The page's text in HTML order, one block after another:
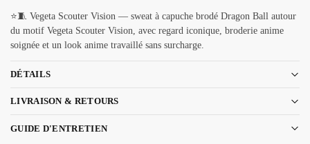
⭐🧵 Vegeta Scouter Vision — sweat à capuche brodé Dragon Ball autour
du motif Vegeta Scouter Vision, avec regard iconique, broderie anime
soignée et un look anime travaillé sans surcharge.
DÉTAILS
LIVRAISON & RETOURS
GUIDE D'ENTRETIEN